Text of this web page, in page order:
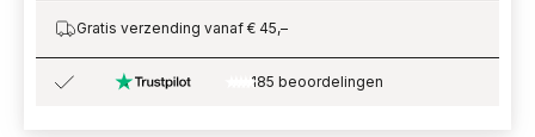
Gratis verzending vanaf € 45,–
185 beoordelingen